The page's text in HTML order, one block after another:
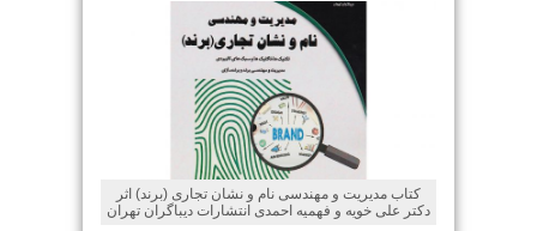
کتاب مدیریت و مهندسی نام و نشان تجاری (برند) اثر
دکتر علی خویه و فهمیه احمدی انتشارات دیباگران تهران